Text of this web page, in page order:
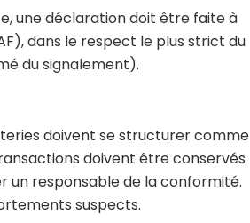
une déclaration doit être faite à
dans le respect le plus strict du
du signalement).
doivent se structurer comme
doivent être conservés
un responsable de la conformité.
suspects.